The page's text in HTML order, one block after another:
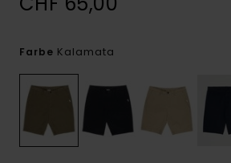
Farbe Kalamata